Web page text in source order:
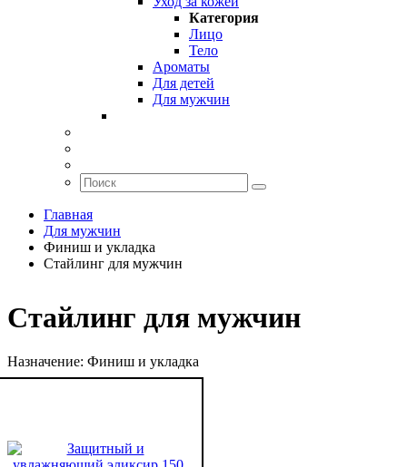
Категория
Лицо
Тело
Ароматы
Для детей
Для мужчин
Главная
Для мужчин
Финиш и укладка
Стайлинг для мужчин
Стайлинг для мужчин
Назначение: Финиш и укладка